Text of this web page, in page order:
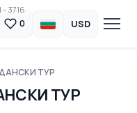
- 3716
0 USD
ТУР
ТУР